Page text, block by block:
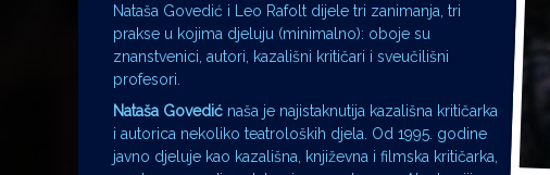
Nataša Govedić i Leo Rafolt dijele tri zanimanja, tri
prakse u kojima djeluju (minimalno): oboje su
znanstvenici, autori, kazališni kritičari i sveučilišni
profesori.
Nataša Govedić naša je najistaknutija kazališna kritičarka
i autorica nekoliko teatroloških djela. Od 1995. godine
javno djeluje kao kazališna, književna i filmska kritičarka,